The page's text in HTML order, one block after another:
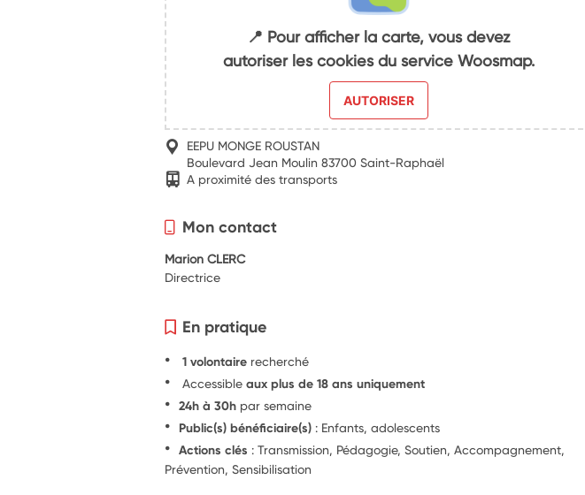
📍 Pour afficher la carte, vous devez
autoriser les cookies du service Woosmap.
AUTORISER
EEPU MONGE ROUSTAN
Boulevard Jean Moulin 83700 Saint-Raphaël
A proximité des transports
Mon contact
Marion CLERC
Directrice
En pratique
1 volontaire recherché
Accessibleaux plus de 18 ans uniquement
24h à 30h par semaine
Public(s) bénéficiaire(s) : Enfants, adolescents
Actions clés : Transmission, Pédagogie, Soutien, Accompagnement,
Prévention, Sensibilisation